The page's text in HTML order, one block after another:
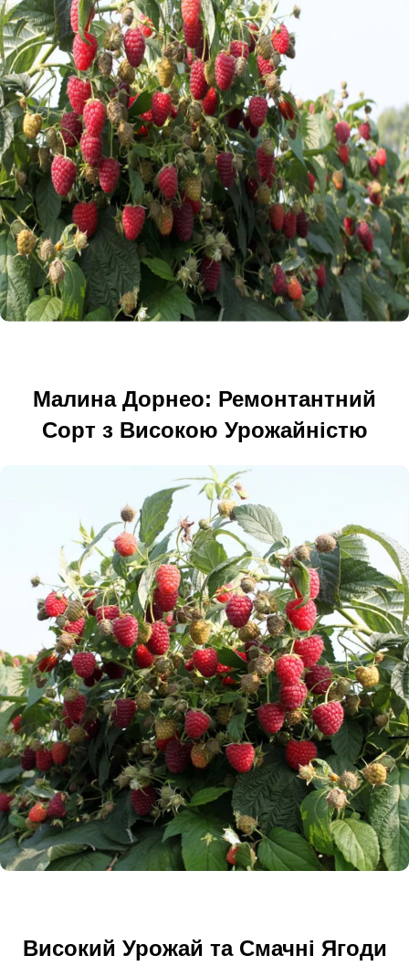
Малина Дорнео: Ремонтантний
Сорт з Високою Урожайністю
Високий Урожай та Смачні Ягоди